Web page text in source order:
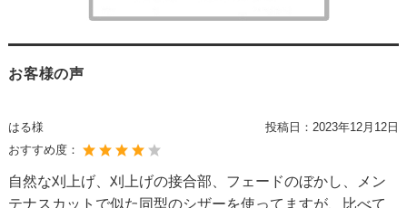
お客様の声
はる様 投稿日： 2023年12月12日
おすすめ度：
自然な刈上げ、刈上げの接合部、フェードのぼかし、メン
テナスカットで似た同型のシザーを使ってますが、比べて